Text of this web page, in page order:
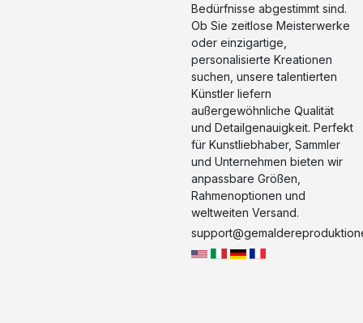
Bedürfnisse abgestimmt sind.
Ob Sie zeitlose Meisterwerke
oder einzigartige,
personalisierte Kreationen
suchen, unsere talentierten
Künstler liefern
außergewöhnliche Qualität
und Detailgenauigkeit. Perfekt
für Kunstliebhaber, Sammler
und Unternehmen bieten wir
anpassbare Größen,
Rahmenoptionen und
weltweiten Versand.